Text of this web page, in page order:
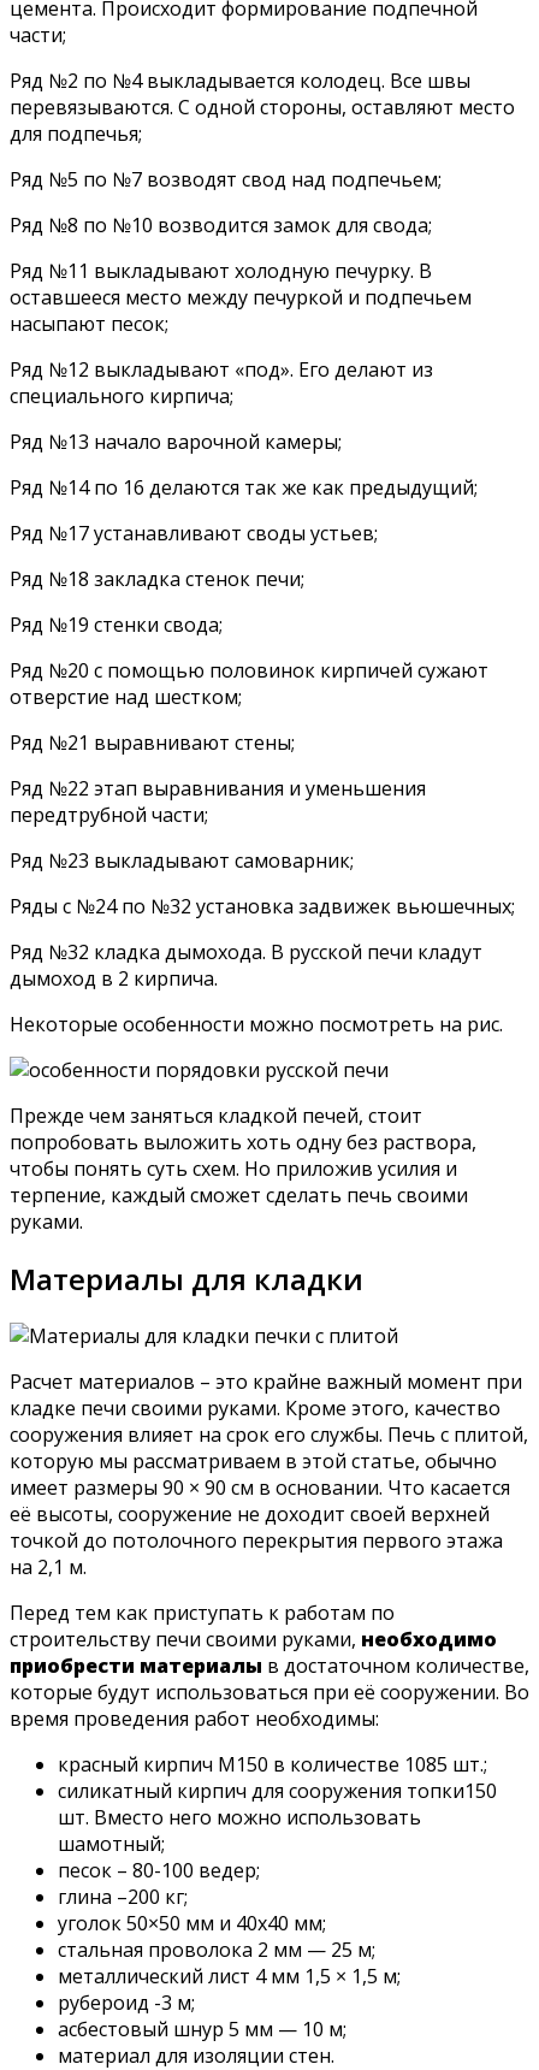
цемента. Происходит формирование подпечной
части;
Ряд №2 по №4 выкладывается колодец. Все швы
перевязываются. С одной стороны, оставляют место
для подпечья;
Ряд №5 по №7 возводят свод над подпечьем;
Ряд №8 по №10 возводится замок для свода;
Ряд №11 выкладывают холодную печурку. В
оставшееся место между печуркой и подпечьем
насыпают песок;
Ряд №12 выкладывают «под». Его делают из
специального кирпича;
Ряд №13 начало варочной камеры;
Ряд №14 по 16 делаются так же как предыдущий;
Ряд №17 устанавливают своды устьев;
Ряд №18 закладка стенок печи;
Ряд №19 стенки свода;
Ряд №20 с помощью половинок кирпичей сужают
отверстие над шестком;
Ряд №21 выравнивают стены;
Ряд №22 этап выравнивания и уменьшения
передтрубной части;
Ряд №23 выкладывают самоварник;
Ряды с №24 по №32 установка задвижек вьюшечных;
Ряд №32 кладка дымохода. В русской печи кладут
дымоход в 2 кирпича.
Некоторые особенности можно посмотреть на рис.
Прежде чем заняться кладкой печей, стоит
попробовать выложить хоть одну без раствора,
чтобы понять суть схем. Но приложив усилия и
терпение, каждый сможет сделать печь своими
руками.
Материалы для кладки
Расчет материалов – это крайне важный момент при
кладке печи своими руками. Кроме этого, качество
сооружения влияет на срок его службы. Печь с плитой,
которую мы рассматриваем в этой статье, обычно
имеет размеры 90 × 90 см в основании. Что касается
её высоты, сооружение не доходит своей верхней
точкой до потолочного перекрытия первого этажа
на 2,1 м.
Перед тем как приступать к работам по
строительству печи своими руками, необходимо
приобрести материалы в достаточном количестве,
которые будут использоваться при её сооружении. Во
время проведения работ необходимы:
красный кирпич М150 в количестве 1085 шт.;
силикатный кирпич для сооружения топки150
шт. Вместо него можно использовать
шамотный;
песок – 80-100 ведер;
глина –200 кг;
уголок 50×50 мм и 40х40 мм;
стальная проволока 2 мм — 25 м;
металлический лист 4 мм 1,5 × 1,5 м;
рубероид -3 м;
асбестовый шнур 5 мм — 10 м;
материал для изоляции стен.